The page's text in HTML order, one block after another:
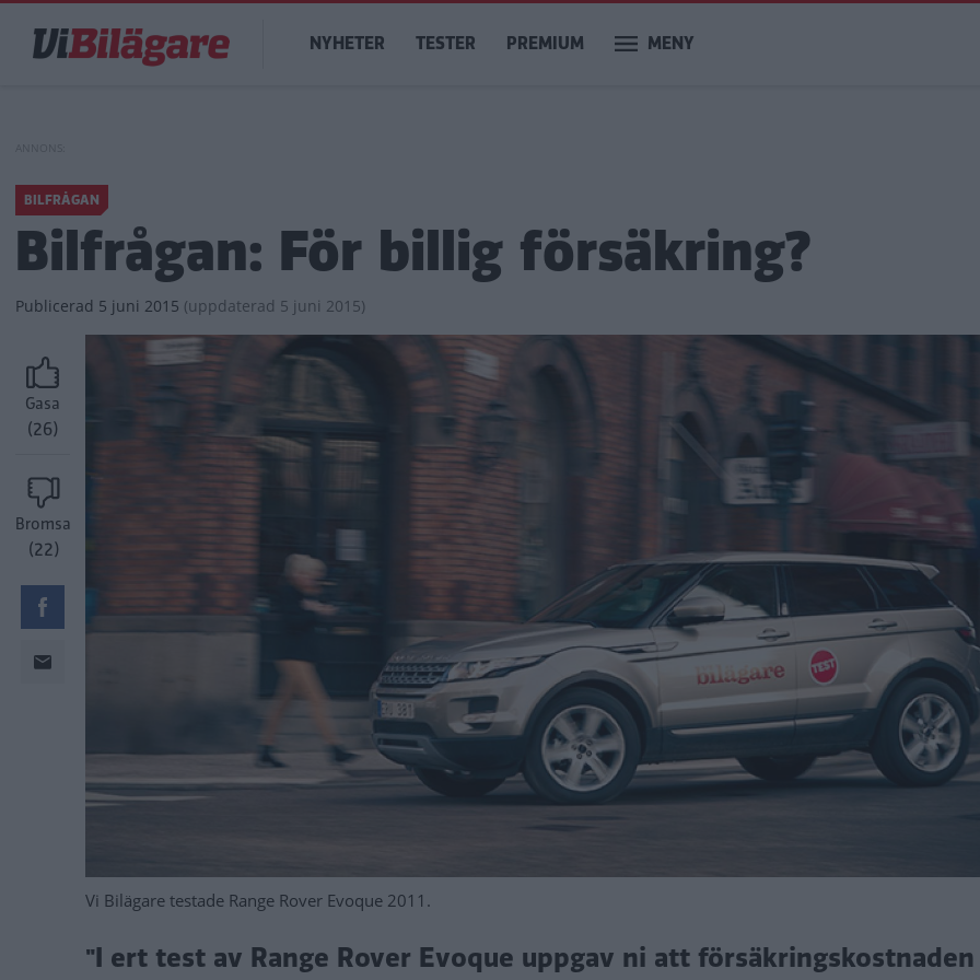
huvudinnehåll
Main
navigation
NYHETER TESTER PREMIUM MENY
BILFRÅGAN
Bilfrågan: För billig försäkring?
Publicerad 5 juni 2015 (uppdaterad 5 juni 2015)
Gasa
(26)
Bromsa
(22)
Vi Bilägare testade Range Rover Evoque 2011.
"I ert test av Range Rover Evoque uppgav ni att